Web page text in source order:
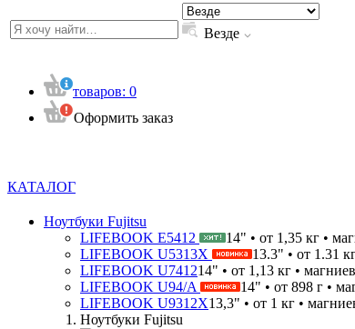
Везде
товаров: 0
Оформить заказ
КАТАЛОГ
Ноутбуки Fujitsu
LIFEBOOK E5412
14" • от 1,35 кг •
LIFEBOOK U5313X
13.3" • от 1.31
LIFEBOOK U741214" • от 1,13 кг •
LIFEBOOK U94/A
14" • от 898 г •
LIFEBOOK U9312X13,3" • от 1 кг •
Ноутбуки Fujitsu